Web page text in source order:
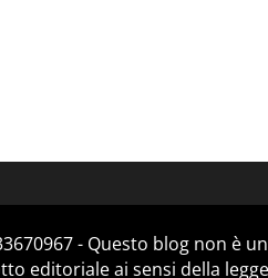
- Questo blog non è
editoriale ai sensi della